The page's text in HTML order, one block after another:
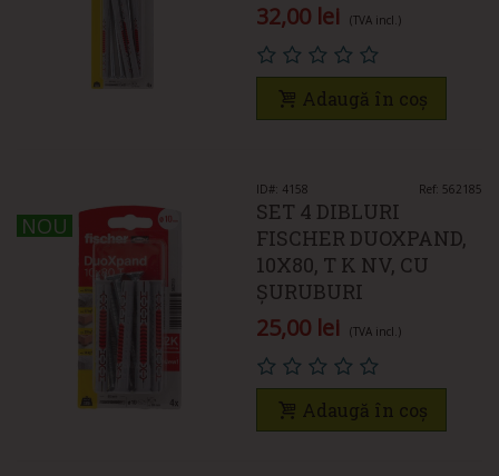
32,00 lei (TVA incl.)
Adaugă în coș
NOU
NOU
ID#: 4158 Ref: 562185
SET 4 DIBLURI
FISCHER DUOXPAND,
10X80, T K NV, CU
ȘURUBURI
25,00 lei (TVA incl.)
Adaugă în coș